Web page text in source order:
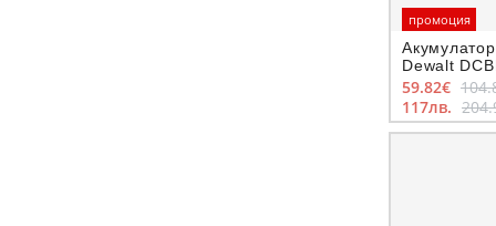
промоция
Dewalt
Ah
59.82€
117лв.